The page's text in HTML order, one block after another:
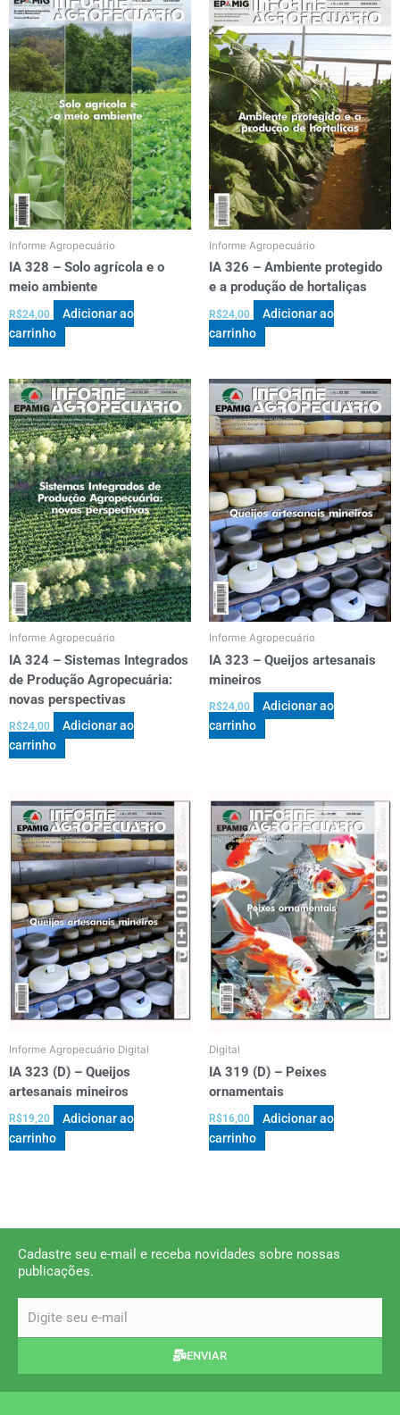
Informe Agropecuário
IA 328 – Solo agrícola e o
meio ambiente
R$24,00
Adicionar ao
carrinho
Informe Agropecuário
IA 326 – Ambiente protegido
e a produção de hortaliças
R$24,00
Adicionar ao
carrinho
Informe Agropecuário
IA 324 – Sistemas Integrados
de Produção Agropecuária:
novas perspectivas
R$24,00
Adicionar ao
carrinho
Informe Agropecuário
IA 323 – Queijos artesanais
mineiros
R$24,00
Adicionar ao
carrinho
Informe Agropecuário Digital
IA 323 (D) – Queijos
artesanais mineiros
R$19,20
Adicionar ao
carrinho
Digital
IA 319 (D) – Peixes
ornamentais
R$16,00
Adicionar ao
carrinho
Cadastre seu e-mail e receba novidades sobre nossas
publicações.
ENVIAR